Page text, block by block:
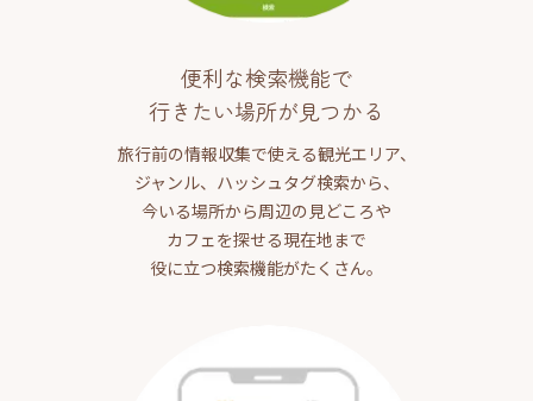
便利な検索機能で
行きたい場所が見つかる
旅行前の情報収集で使える観光エリア、
ジャンル、ハッシュタグ検索から、
今いる場所から周辺の見どころや
カフェを探せる現在地まで
役に立つ検索機能がたくさん。